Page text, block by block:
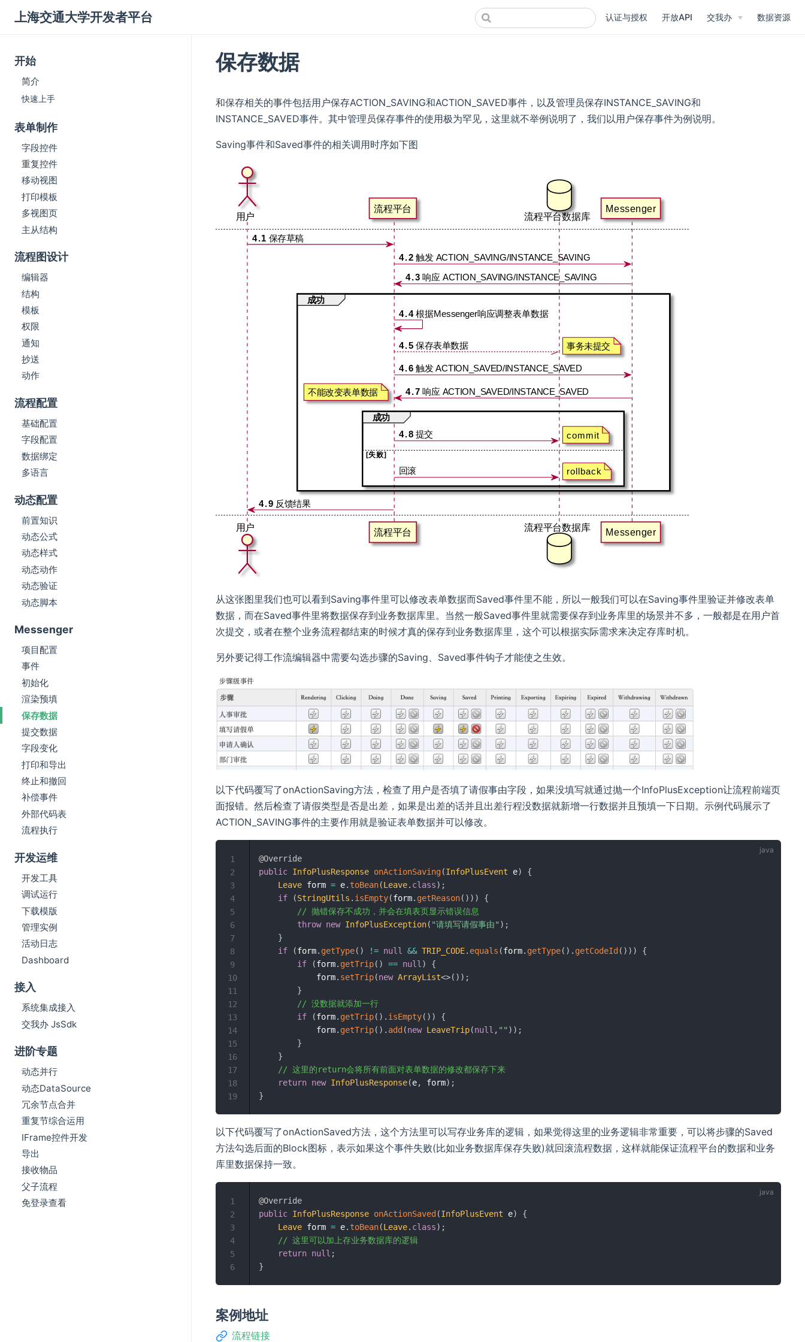
上海交通大学开发者平台 认证与授权 开放API 交我办 数据资源
开始
简介
快速上手
表单制作
字段控件
重复控件
移动视图
打印模板
多视图页
主从结构
流程图设计
编辑器
结构
模板
权限
通知
抄送
动作
流程配置
基础配置
字段配置
数据绑定
多语言
动态配置
前置知识
动态公式
动态样式
动态动作
动态验证
动态脚本
Messenger
项目配置
事件
初始化
渲染预填
保存数据
提交数据
字段变化
打印和导出
终止和撤回
补偿事件
外部代码表
流程执行
开发运维
开发工具
调试运行
下载模版
管理实例
活动日志
Dashboard
接入
系统集成接入
交我办 JsSdk
进阶专题
动态并行
动态DataSource
冗余节点合并
重复节综合运用
IFrame控件开发
导出
接收物品
父子流程
免登录查看
保存数据
和保存相关的事件包括用户保存ACTION_SAVING和ACTION_SAVED事件，以及管理员保存INSTANCE_SAVING和
INSTANCE_SAVED事件。其中管理员保存事件的使用极为罕见，这里就不举例说明了，我们以用户保存事件为例说明。
Saving事件和Saved事件的相关调用时序如下图
从这张图里我们也可以看到Saving事件里可以修改表单数据而Saved事件里不能，所以一般我们可以在Saving事件里验证并修改表单
数据，而在Saved事件里将数据保存到业务数据库里。当然一般Saved事件里就需要保存到业务库里的场景并不多，一般都是在用户首
次提交，或者在整个业务流程都结束的时候才真的保存到业务数据库里，这个可以根据实际需求来决定存库时机。
另外要记得工作流编辑器中需要勾选步骤的Saving、Saved事件钩子才能使之生效。
以下代码覆写了onActionSaving方法，检查了用户是否填了请假事由字段，如果没填写就通过抛一个InfoPlusException让流程前端页
面报错。然后检查了请假类型是否是出差，如果是出差的话并且出差行程没数据就新增一行数据并且预填一下日期。示例代码展示了
ACTION_SAVING事件的主要作用就是验证表单数据并可以修改。
@Override
public InfoPlusResponse onActionSaving(InfoPlusEvent e)
{
Leave form = e. toBean(Leave. class) ;
if
(StringUtils . isEmpty(form. getReason( ) ) )
{
// 抛错保存不成功，并会在填表页显示错误信息
throw new InfoPlusException( "请填写请假事由" ) ;
}
if
(form. getType( ) != null && TRIP_CODE. equals (form. getType( ) . getCodeId( ) ) )
{
if
(form. getTrip( ) == null )
{
            form
. setTrip(new ArrayList<>( ) ) ;
}
// 没数据就添加一行
if
(form. getTrip( ) . isEmpty( ) )
{
            form
. getTrip( ) . add(new LeaveTrip(null , "" ) ) ;
}
}
// 这里的return会将所有前面对表单数据的修改都保存下来
return new InfoPlusResponse(e, form) ;
}
1
2
3
4
5
6
7
8
9
10
11
12
13
14
15
16
17
18
19
以下代码覆写了onActionSaved方法，这个方法里可以写存业务库的逻辑，如果觉得这里的业务逻辑非常重要，可以将步骤的Saved
方法勾选后面的Block图标，表示如果这个事件失败(比如业务数据库保存失败)就回滚流程数据，这样就能保证流程平台的数据和业务
库里数据保持一致。
@Override
public InfoPlusResponse onActionSaved(InfoPlusEvent e)
{
Leave form = e. toBean(Leave. class) ;
// 这里可以加上存业务数据库的逻辑
return null ;
}
1
2
3
4
5
6
案例地址
流程链接